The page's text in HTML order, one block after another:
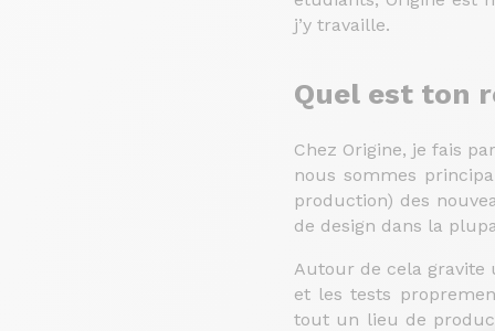
j’y travaille.
Quel est ton
Chez Origine, je fais
nous sommes
production) des
de design dans la
Autour de cela gravite
et les tests
tout un lieu de